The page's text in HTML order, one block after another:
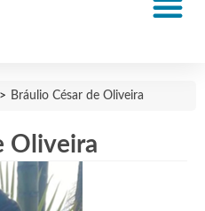
> Bráulio César de Oliveira
Oliveira